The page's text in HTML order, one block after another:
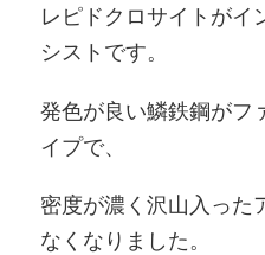
レピドクロサイトがイ
シストです。
発色が良い鱗鉄鋼がフ
イプで、
密度が濃く沢山入った
なくなりました。